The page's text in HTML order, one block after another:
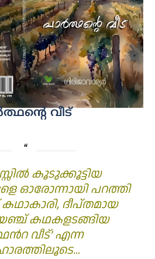
വീട്
കൂടുക്കൂട്ടിയ
ഓരോന്നായി പറത്തി
ദീപ്തമായ
കഥകളടങ്ങിയ
വീട്’ എന്ന